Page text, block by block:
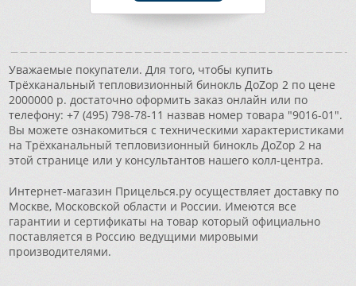
Уважаемые покупатели. Для того, чтобы купить
Трёхканальный тепловизионный бинокль ДоZор 2 по цене
2000000 р. достаточно оформить заказ онлайн или по
телефону: +7 (495) 798-78-11 назвав номер товара "9016-01".
Вы можете ознакомиться с техническими характеристиками
на Трёхканальный тепловизионный бинокль ДоZор 2 на
этой странице или у консультантов нашего колл-центра.
Интернет-магазин Прицелься.ру осуществляет доставку по
Москве, Московской области и России. Имеются все
гарантии и сертификаты на товар который официально
поставляется в Россию ведущими мировыми
производителями.